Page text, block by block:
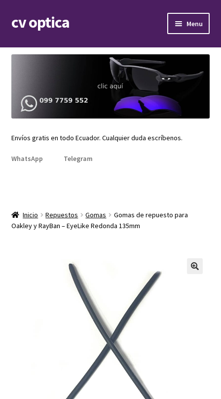
Skip
to
Skip
to
cv optica Menu
Armazones de lentes
child
menu
Expand
Repuestos
menu
Envíos gratis en todo Ecuador. Cualquier duda escríbenos.
WhatsApp Telegram
Inicio Repuestos Gomas
Gomas de repuesto para
Oakley y RayBan – EyeLike Redonda 135mm